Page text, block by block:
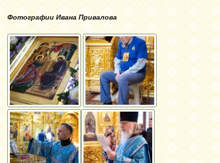
Фотографии Ивана Привалова